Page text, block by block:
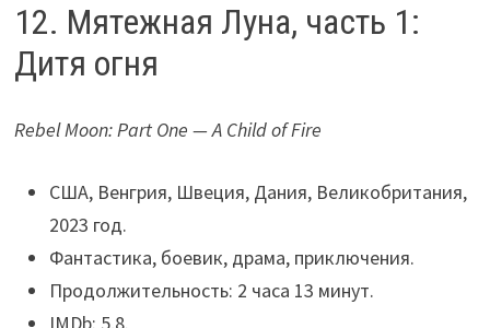
12. Мятежная Луна, часть 1:
Дитя огня
Rebel Moon: Part One — A Child of Fire
США, Венгрия, Швеция, Дания, Великобритания,
2023 год.
Фантастика, боевик, драма, приключения.
Продолжительность: 2 часа 13 минут.
IMDb: 5,8.